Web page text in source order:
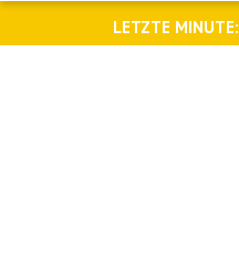
LETZTE MINUTE: